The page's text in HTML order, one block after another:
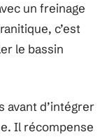
un freinage
c’est
le bassin
avant d’intégrer
Il récompense